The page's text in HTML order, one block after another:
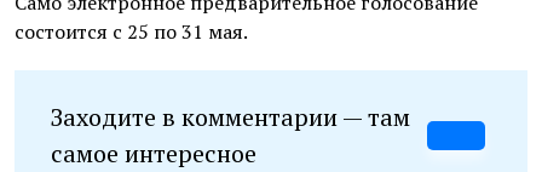
состоится с 25 по 31 мая.
Заходите в комментарии — там
самое интересное